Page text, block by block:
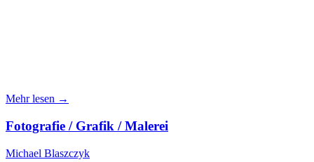
Mehr lesen →
Fotografie / Grafik / Malerei
Michael Blaszczyk